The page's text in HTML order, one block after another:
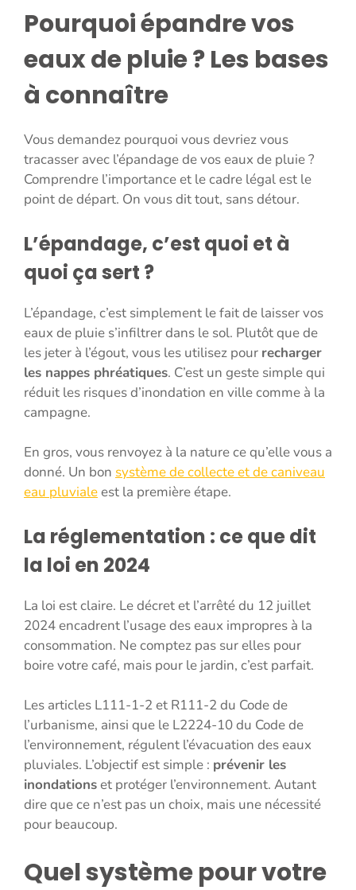
Pourquoi épandre vos
eaux de pluie ? Les bases
à connaître
Vous demandez pourquoi vous devriez vous
tracasser avec l’épandage de vos eaux de pluie ?
Comprendre l’importance et le cadre légal est le
point de départ. On vous dit tout, sans détour.
L’épandage, c’est quoi et à
quoi ça sert ?
L’épandage, c’est simplement le fait de laisser vos
eaux de pluie s’infiltrer dans le sol. Plutôt que de
les jeter à l’égout, vous les utilisez pour recharger
les nappes phréatiques. C’est un geste simple qui
réduit les risques d’inondation en ville comme à la
campagne.
En gros, vous renvoyez à la nature ce qu’elle vous a
donné. Un bon système de collecte et de caniveau
eau pluvialeest la première étape.
La réglementation : ce que dit
la loi en 2024
La loi est claire. Le décret et l’arrêté du 12 juillet
2024 encadrent l’usage des eaux impropres à la
consommation. Ne comptez pas sur elles pour
boire votre café, mais pour le jardin, c’est parfait.
Les articles L111-1-2 et R111-2 du Code de
l’urbanisme, ainsi que le L2224-10 du Code de
l’environnement, régulent l’évacuation des eaux
pluviales. L’objectif est simple : prévenir les
inondationset protéger l’environnement. Autant
dire que ce n’est pas un choix, mais une nécessité
pour beaucoup.
Quel système pour votre